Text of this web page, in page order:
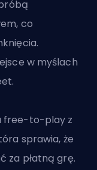
co
w myślach
free-to-play z
sprawia, że
za płatną grę.